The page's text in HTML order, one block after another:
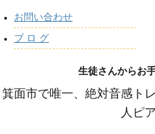
お問い合わせ
ブ ロ グ
生徒さんからお
箕面市で唯一、絶対音感ト
人ピ